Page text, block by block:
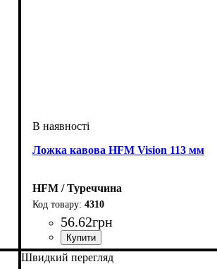
Ложка кавова HFM Vision 113 мм
HFM / Туреччина
4310
56.62грн
Швидкий перегляд